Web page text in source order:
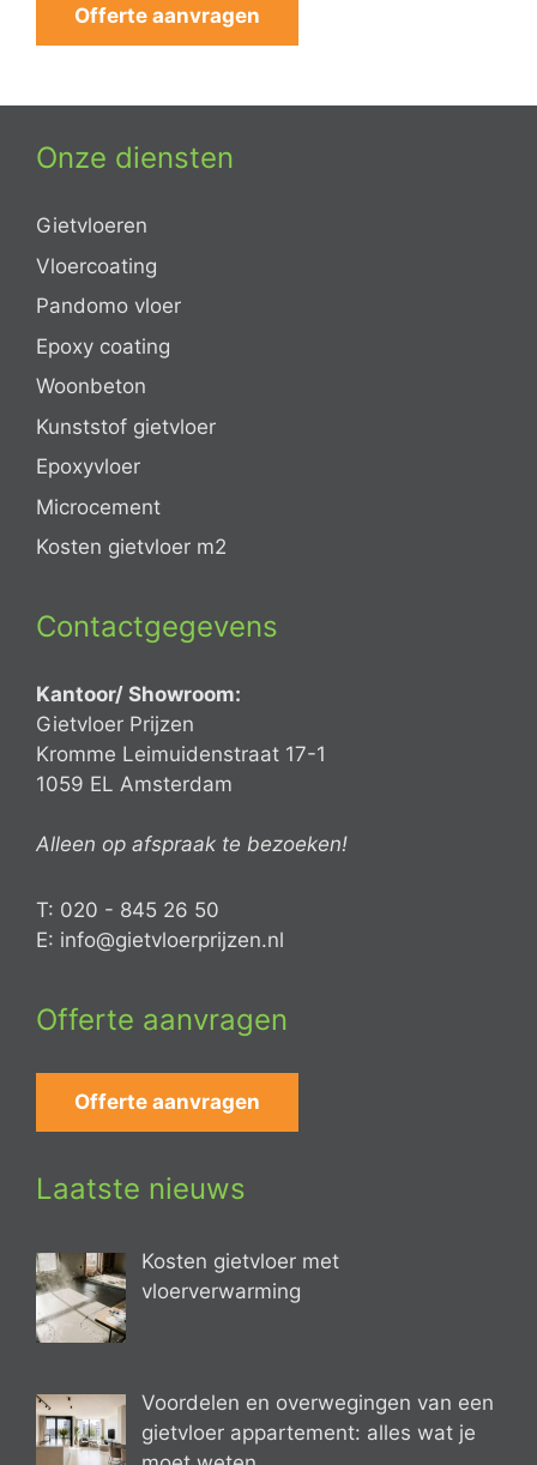
Offerte aanvragen
Onze diensten
Gietvloeren
Vloercoating
Pandomo vloer
Epoxy coating
Woonbeton
Kunststof gietvloer
Epoxyvloer
Microcement
Kosten gietvloer m2
Contactgegevens
Kantoor/ Showroom:
Gietvloer Prijzen
Kromme Leimuidenstraat 17-1
1059 EL Amsterdam
Alleen op afspraak te bezoeken!
T: 020 - 845 26 50
E: info@gietvloerprijzen.nl
Offerte aanvragen
Offerte aanvragen
Laatste nieuws
Kosten gietvloer met
vloerverwarming
Voordelen en overwegingen van een
gietvloer appartement: alles wat je